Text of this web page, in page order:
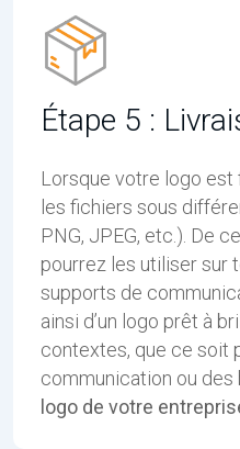
Étape 5 :
Lorsque votre logo est
les fichiers sous
PNG, JPEG, etc.). De
pourrez les utiliser sur
supports de
ainsi d’un logo prêt à
contextes, que ce soit
communication ou
logo de votre